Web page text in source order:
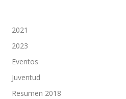
2021
2023
Eventos
Juventud
Resumen 2018